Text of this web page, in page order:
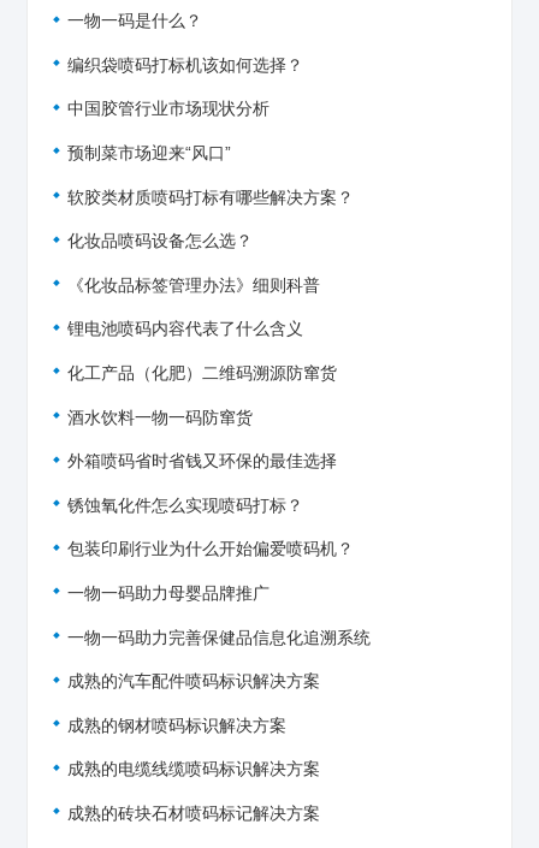
一物一码是什么？
编织袋喷码打标机该如何选择？
中国胶管行业市场现状分析
预制菜市场迎来“风口”
软胶类材质喷码打标有哪些解决方案？
化妆品喷码设备怎么选？
《化妆品标签管理办法》细则科普
锂电池喷码内容代表了什么含义
化工产品（化肥）二维码溯源防窜货
酒水饮料一物一码防窜货
外箱喷码省时省钱又环保的最佳选择
锈蚀氧化件怎么实现喷码打标？
包装印刷行业为什么开始偏爱喷码机？
一物一码助力母婴品牌推广
一物一码助力完善保健品信息化追溯系统
成熟的汽车配件喷码标识解决方案
成熟的钢材喷码标识解决方案
成熟的电缆线缆喷码标识解决方案
成熟的砖块石材喷码标记解决方案